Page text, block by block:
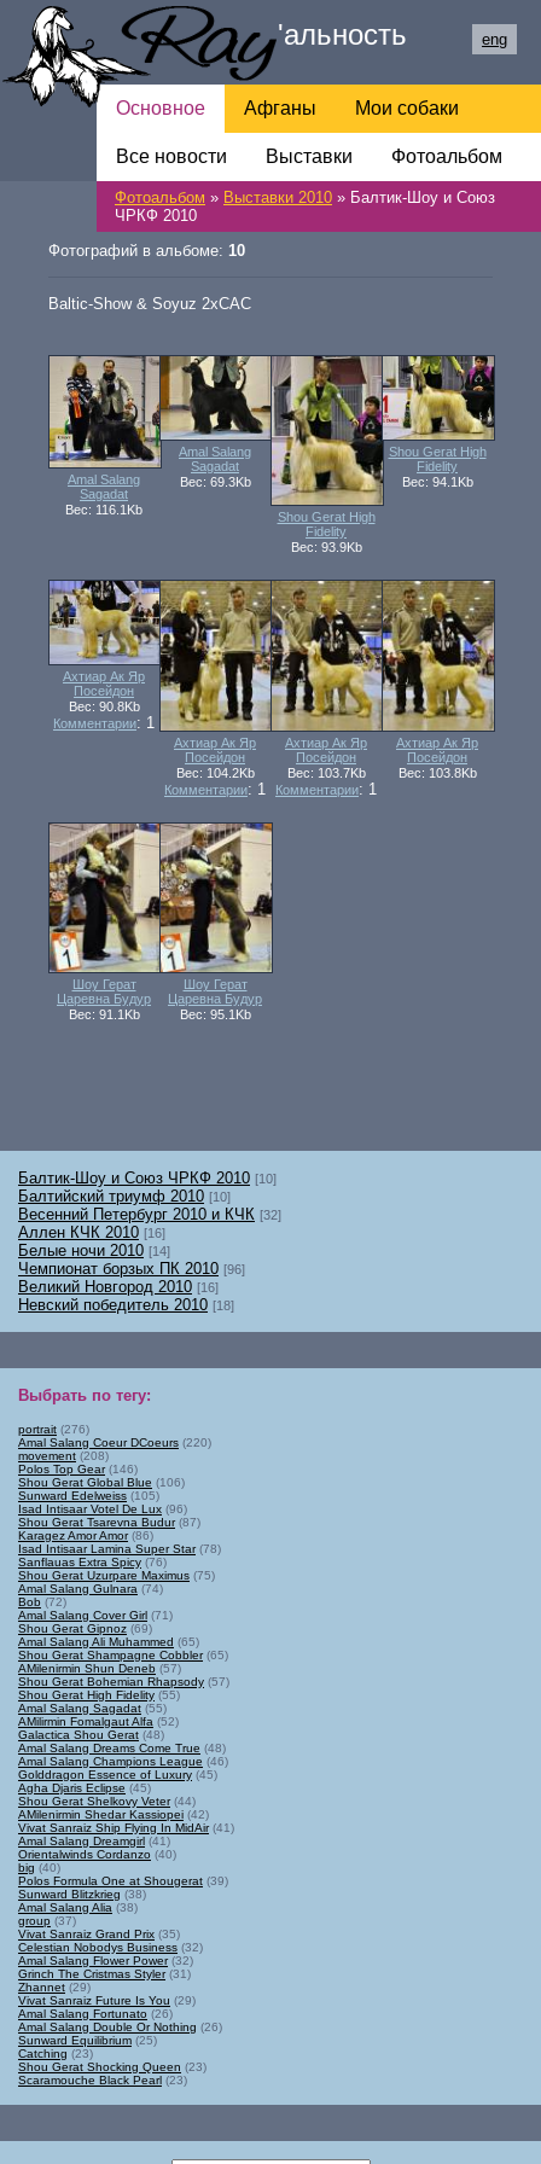
Ray'альность
Основное
Все новости Выставки Фотоальбом
Ссылки
Афганы Мои собаки
Обратная связь
eng
Фотоальбом » Выставки 2010 » Балтик-Шоу и Союз
ЧРКФ 2010
Фотографий в альбоме: 10
Baltic-Show & Soyuz 2xCAC
Amal Salang
Sagadat
Вес: 116.1Kb
Amal Salang
Sagadat
Вес: 69.3Kb
Shou Gerat High
Fidelity
Вес: 93.9Kb
Shou Gerat High
Fidelity
Вес: 94.1Kb
Ахтиар Ак Яр
Посейдон
Вес: 90.8Kb
Комментарии: 1
Ахтиар Ак Яр
Посейдон
Вес: 104.2Kb
Комментарии: 1
Ахтиар Ак Яр
Посейдон
Вес: 103.7Kb
Комментарии: 1
Ахтиар Ак Яр
Посейдон
Вес: 103.8Kb
Шоу Герат
Царевна Будур
Вес: 91.1Kb
Шоу Герат
Царевна Будур
Вес: 95.1Kb
Балтик-Шоу и Союз ЧРКФ 2010 [10]
Балтийский триумф 2010 [10]
Весенний Петербург 2010 и КЧК [32]
Аллен КЧК 2010 [16]
Белые ночи 2010 [14]
Чемпионат борзых ПК 2010 [96]
Великий Новгород 2010 [16]
Невский победитель 2010 [18]
Выбрать по тегу:
portrait (276)
Amal Salang Coeur DCoeurs (220)
movement (208)
Polos Top Gear(146)
Shou Gerat Global Blue (106)
Sunward Edelweiss (105)
Isad Intisaar Votel De Lux (96)
Shou Gerat Tsarevna Budur(87)
Karagez Amor Amor(86)
Isad Intisaar Lamina Super Star(78)
Sanflauas Extra Spicy (76)
Shou Gerat Uzurpare Maximus (75)
Amal Salang Gulnara (74)
Bob (72)
Amal Salang Cover Girl (71)
Shou Gerat Gipnoz (69)
Amal Salang Ali Muhammed (65)
Shou Gerat Shampagne Cobbler(65)
AMilenirmin Shun Deneb (57)
Shou Gerat Bohemian Rhapsody (57)
Shou Gerat High Fidelity (55)
Amal Salang Sagadat (55)
AMilirmin Fomalgaut Alfa (52)
Galactica Shou Gerat (48)
Amal Salang Dreams Come True (48)
Amal Salang Champions League (46)
Golddragon Essence of Luxury (45)
Agha Djaris Eclipse (45)
Shou Gerat Shelkovy Veter(44)
AMilenirmin Shedar Kassiopei (42)
Vivat Sanraiz Ship Flying In MidAir(41)
Amal Salang Dreamgirl (41)
Orientalwinds Cordanzo (40)
big (40)
Polos Formula One at Shougerat (39)
Sunward Blitzkrieg (38)
Amal Salang Alia (38)
group (37)
Vivat Sanraiz Grand Prix (35)
Celestian Nobodys Business (32)
Amal Salang Flower Power(32)
Grinch The Cristmas Styler(31)
Zhannet (29)
Vivat Sanraiz Future Is You (29)
Amal Salang Fortunato (26)
Amal Salang Double Or Nothing (26)
Sunward Equilibrium (25)
Catching (23)
Shou Gerat Shocking Queen (23)
Scaramouche Black Pearl (23)